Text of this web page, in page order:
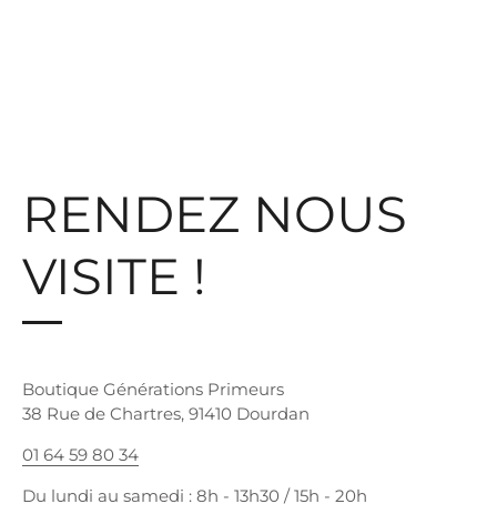
RENDEZ NOUS
VISITE !
Boutique Générations Primeurs
38 Rue de Chartres, 91410 Dourdan
01 64 59 80 34
Du lundi au samedi : 8h - 13h30 / 15h - 20h